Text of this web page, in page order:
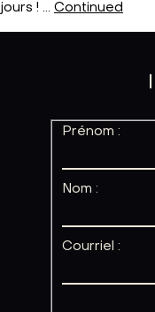
jours ! … Continued
Prénom :
Nom :
Courriel :